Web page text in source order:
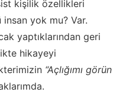
kişilik özellikleri
yok mu? Var.
yaptıklarından geri
hikayeyi
“Açlığımı görün